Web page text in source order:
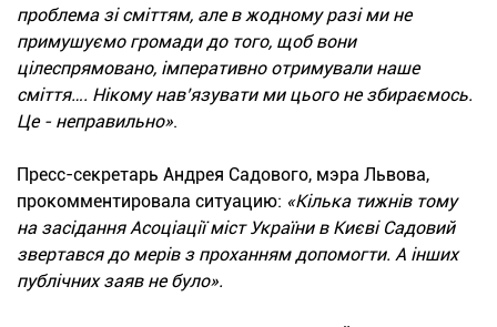
проблема зі сміттям, але в жодному разі ми не
примушуємо громади до того, щоб вони
цілеспрямовано, імперативно отримували наше
сміття…. Нікому нав’язувати ми цього не збираємось.
Це - неправильно».
Пресс-секретарь Андрея Садового, мэра Львова,
прокомментировала ситуацию: «Кілька тижнів тому
на засідання Асоціації міст України в Києві Садовий
звертався до мерів з проханням допомогти. А інших
публічних заяв не було».